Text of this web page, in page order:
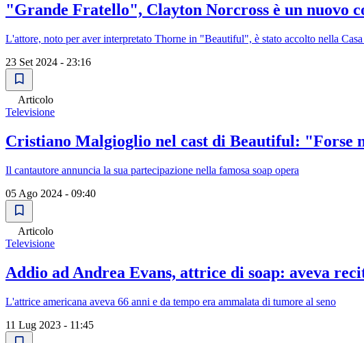
"Grande Fratello", Clayton Norcross è un nuovo
L'attore, noto per aver interpretato Thorne in "Beautiful", è stato accolto nella
23 Set 2024 - 23:16
Articolo
Televisione
Cristiano Malgioglio nel cast di Beautiful: "Forse
Il cantautore annuncia la sua partecipazione nella famosa soap opera
05 Ago 2024 - 09:40
Articolo
Televisione
Addio ad Andrea Evans, attrice di soap: aveva
L'attrice americana aveva 66 anni e da tempo era ammalata di tumore al seno
11 Lug 2023 - 11:45